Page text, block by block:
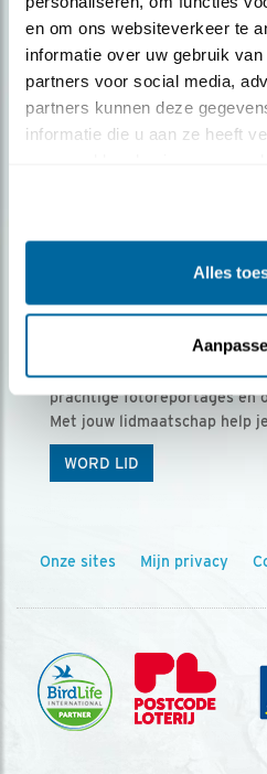
en om ons websiteverkeer te
informatie over uw gebruik
partners voor social media,
partners kunnen deze
informatie die u aan ze heeft
Alles
Ontvang 5 x Vogels
Vogels is het tijdschrift voor
prachtige fotoreportages en
Met jouw lidmaatschap help
WORD LID
Onze sites Mijn privacy